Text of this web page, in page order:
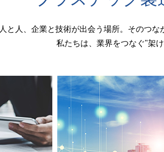
人と人、企業と技術が出会う場所。そのつな
私たちは、業界をつなぐ"架